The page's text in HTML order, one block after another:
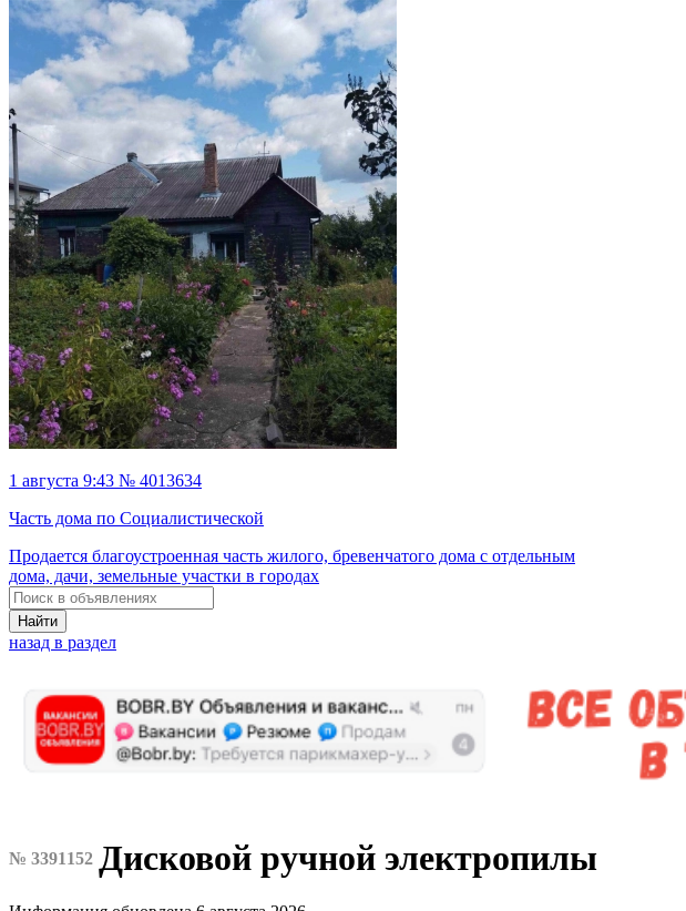
1 августа 9:43 № 4013634
Часть дома по Социалистической
Продается благоустроенная часть жилого, бревенчатого дома с отдельным
дома, дачи, земельные участки в городах
Найти
назад в раздел
№ 3391152 Дисковой ручной электропилы